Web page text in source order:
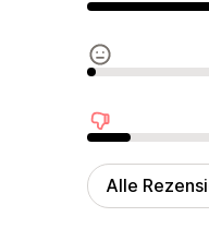
Positive
Neutrale
Negative
Alle